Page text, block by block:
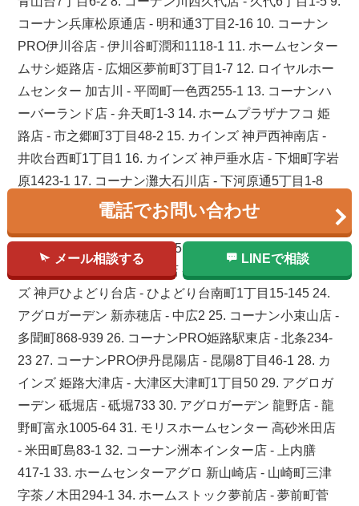
コーナン兵庫松原通店 - 明和通3丁目2-16 10. コーナン
PRO伊川谷店 - 伊川谷町潤和1118-1 11. ホームセンター
ムサシ姫路店 - 広畑区夢前町3丁目1-7 12. ロイヤルホー
ムセンター 加古川 - 平岡町一色西255-1 13. コーナンハ
ーバーランド店 - 弁天町1-3 14. ホームプラザナフコ 姫
路店 - 市之郷町3丁目48-2 15. カインズ 神戸西神南店 -
井吹台西町1丁目1 16. カインズ 神戸垂水店 - 下畑町字岩
原1423-1 17. コーナン灘大石川店 - 下河原通5丁目1-8
18. スーパービバホーム神戸玉津インター店 - 玉津町小
山160 19. アグロガーデン 飾西店 - 飾西261 20. カインズ
神戸深江浜店 - 深江浜町59-5 21. アグロガーデン 太子店
- 老原39 22. コーナン魚住店 - 魚住町清水423 23. カイン
ズ 神戸ひよどり台店 - ひよどり台南町1丁目15-145 24.
アグロガーデン 新赤穂店 - 中広2 25. コーナン小束山店 -
多聞町868-939 26. コーナンPRO姫路駅東店 - 北条234-
23 27. コーナンPRO伊丹昆陽店 - 昆陽8丁目46-1 28. カ
インズ 姫路大津店 - 大津区大津町1丁目50 29. アグロガ
ーデン 砥堀店 - 砥堀733 30. アグロガーデン 龍野店 - 龍
野町富永1005-64 31. モリスホームセンター 高砂米田店
- 米田町島83-1 32. コーナン洲本インター店 - 上内膳
417-1 33. ホームセンターアグロ 新山崎店 - 山崎町三津
字茶ノ木田294-1 34. ホームストック夢前店 - 夢前町菅
電話でお問い合わせ
メール相談する LINEで相談